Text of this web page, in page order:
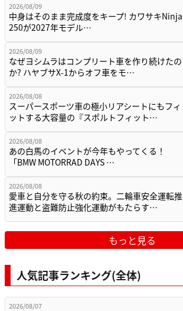
2026/08/09
中身はそのまま完成度をキープ! カワサキNinja
250が2027年モデル…
2026/08/09
なぜヨシムラはコンプリート車を作り続けたの
か? ハヤブサX-1からオフ車をモ…
2026/08/08
スーパースポーツ車の極小リアシートにもフィ
ットする大容量の『スポルトフィット…
2026/08/08
あの白馬のイベントが今年もやってくる！
「BMW MOTORRAD DAYS …
2026/08/08
愛車と自分を守る秋の約束。二輪車安全運転推
進運動と盗難防止強化運動がもたらす…
もっと見る
人気記事ランキング(全体)
2026/08/07